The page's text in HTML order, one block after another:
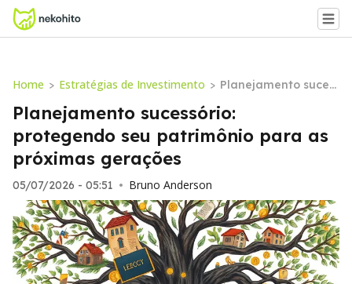
Home > Estratégias de Investimento > Planejamento suces
u patrimônio para a
s próximas gerações
Planejamento sucessório:
protegendo seu patrimônio para as
próximas gerações
05/07/2026 - 05:51 • Bruno Anderson